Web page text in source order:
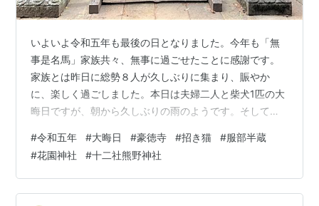
いよいよ令和五年も最後の日となりました。今年も「無
事是名馬」家族共々、無事に過ごせたことに感謝です。
家族とは昨日に総勢８人が久しぶりに集まり、賑やか
に、楽しく過ごしました。本日は夫婦二人と柴犬1匹の大
晦日ですが、朝から久しぶりの雨のようです。そして、
神社と変わらず訪問しました。府中市の「大國魂神社」
から始まり都内中心に40か所くらい行ったでしょうか。
著名人のお墓のある寺院 その中で印象に残っているのを
挙げると、江戸時代に活躍した人物の関係ある寺院が幾
#令和五年 #大晦日 #豪徳寺 #招き猫 #服部半蔵
#花園神社 #十二社熊野神社